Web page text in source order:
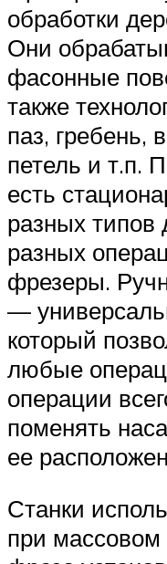
обработки
Они
фасонные
также
паз, гребень,
петель и т.п.
есть
разных типов
разных
фрезеры.
—
который
любые
операции
поменять
ее
Станки
при массовом